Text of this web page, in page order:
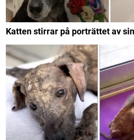
Katten stirrar på porträttet av